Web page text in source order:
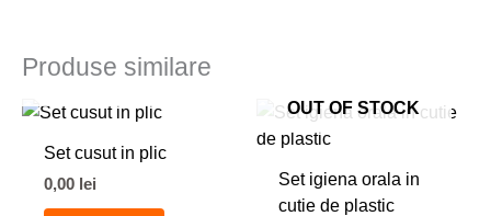
Produse similare
OUT OF STOCK
Set cusut in plic
0,00 lei
OUT OF STOCK
Set igiena orala in
cutie de plastic